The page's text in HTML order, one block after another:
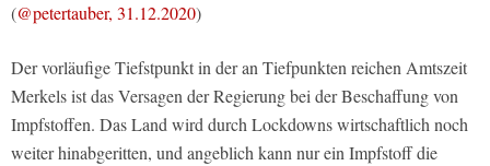
(@petertauber, 31.12.2020)
Der vorläufige Tiefstpunkt in der an Tiefpunkten reichen Amtszeit
Merkels ist das Versagen der Regierung bei der Beschaffung von
Impfstoffen. Das Land wird durch Lockdowns wirtschaftlich noch
weiter hinabgeritten, und angeblich kann nur ein Impfstoff die